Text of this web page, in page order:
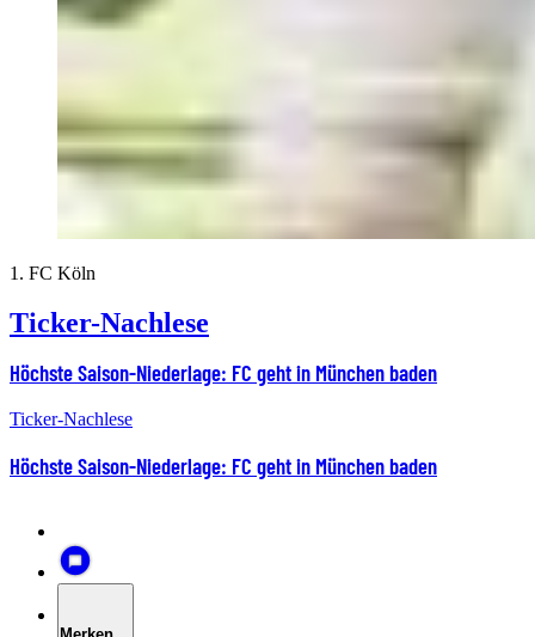
1. FC Köln
Ticker-Nachlese
Höchste Saison-Niederlage: FC geht in München baden
Ticker-Nachlese
Höchste Saison-Niederlage: FC geht in München baden